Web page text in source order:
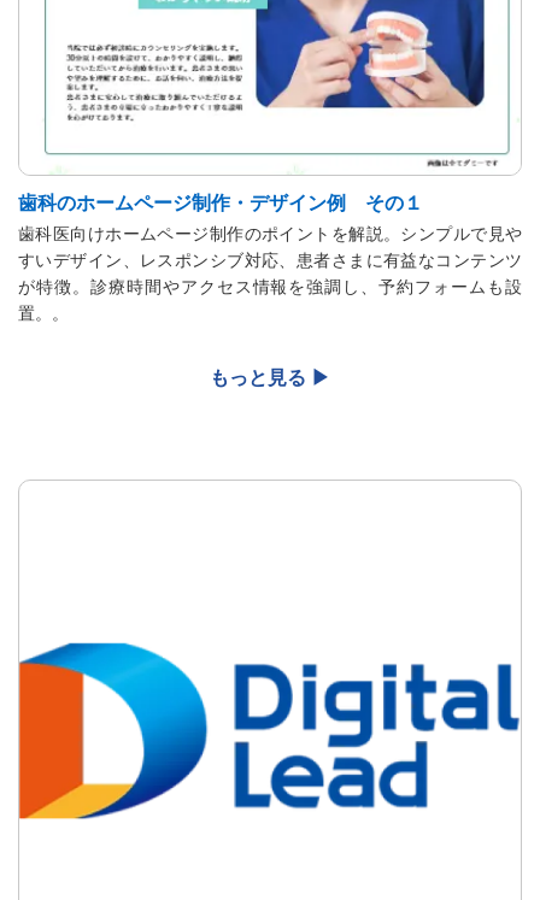
歯科のホームページ制作・デザイン例 その１
歯科医向けホームページ制作のポイントを解説。シンプルで見や
すいデザイン、レスポンシブ対応、患者さまに有益なコンテンツ
が特徴。診療時間やアクセス情報を強調し、予約フォームも設
置。。